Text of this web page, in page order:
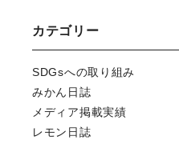
カテゴリー
SDGsへの取り組み
みかん日誌
メディア掲載実績
レモン日誌